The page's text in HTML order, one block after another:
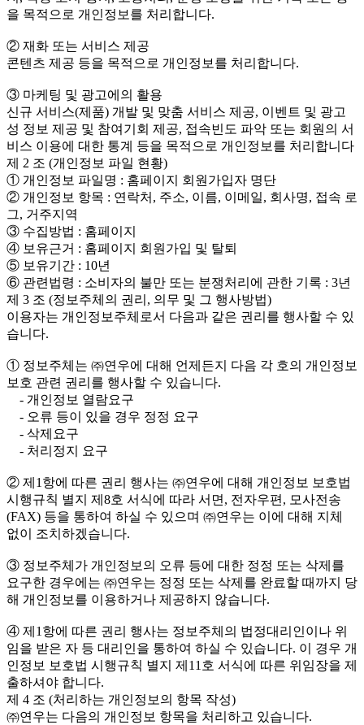
을 목적으로 개인정보를 처리합니다.
② 재화 또는 서비스 제공
콘텐츠 제공 등을 목적으로 개인정보를 처리합니다.
③ 마케팅 및 광고에의 활용
신규 서비스(제품) 개발 및 맞춤 서비스 제공, 이벤트 및 광고
성 정보 제공 및 참여기회 제공, 접속빈도 파악 또는 회원의 서
비스 이용에 대한 통계 등을 목적으로 개인정보를 처리합니다
제 2 조 (개인정보 파일 현황)
① 개인정보 파일명 : 홈페이지 회원가입자 명단
② 개인정보 항목 : 연락처, 주소, 이름, 이메일, 회사명, 접속 로
그, 거주지역
③ 수집방법 : 홈페이지
④ 보유근거 : 홈페이지 회원가입 및 탈퇴
⑤ 보유기간 : 10년
⑥ 관련법령 : 소비자의 불만 또는 분쟁처리에 관한 기록 : 3년
제 3 조 (정보주체의 권리, 의무 및 그 행사방법)
이용자는 개인정보주체로서 다음과 같은 권리를 행사할 수 있
습니다.
① 정보주체는 ㈜연우에 대해 언제든지 다음 각 호의 개인정보
보호 관련 권리를 행사할 수 있습니다.
- 개인정보 열람요구
- 오류 등이 있을 경우 정정 요구
- 삭제요구
- 처리정지 요구
② 제1항에 따른 권리 행사는 ㈜연우에 대해 개인정보 보호법
시행규칙 별지 제8호 서식에 따라 서면, 전자우편, 모사전송
(FAX) 등을 통하여 하실 수 있으며 ㈜연우는 이에 대해 지체
없이 조치하겠습니다.
③ 정보주체가 개인정보의 오류 등에 대한 정정 또는 삭제를
요구한 경우에는 ㈜연우는 정정 또는 삭제를 완료할 때까지 당
해 개인정보를 이용하거나 제공하지 않습니다.
④ 제1항에 따른 권리 행사는 정보주체의 법정대리인이나 위
임을 받은 자 등 대리인을 통하여 하실 수 있습니다. 이 경우 개
인정보 보호법 시행규칙 별지 제11호 서식에 따른 위임장을 제
출하셔야 합니다.
제 4 조 (처리하는 개인정보의 항목 작성)
㈜연우는 다음의 개인정보 항목을 처리하고 있습니다.